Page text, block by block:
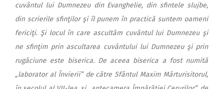
cuvântul lui Dumnezeu din Evanghelie, din sfintele slujbe,
din scrierile sfinţilor şi îl punem în practică suntem oameni
fericiţi. Şi locul în care ascultăm cuvântul lui Dumnezeu şi
ne sfinţim prin ascultarea cuvântului lui Dumnezeu şi prin
rugăciune este biserica. De aceea biserica a fost numită
„laborator al Învierii” de către Sfântul Maxim Mărturisitorul,